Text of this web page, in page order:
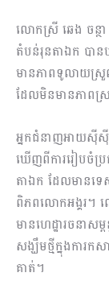
លោកស្រី ឆេង ចន្ថ
តំបន់រុនតាឯក បា
មានភាពទូលាយស្
ដែលមិនមានភាពស្
អ្នកជំនាញអាយស៉ី
ឃើញពីការរៀបចំប្
តាឯក ដែលមានទេ
ពិភពលោកអង្គរ។
មានហេដ្ឋារចនាស
សង្ឃឹមថ្មីក្នុងការ
គាត់។